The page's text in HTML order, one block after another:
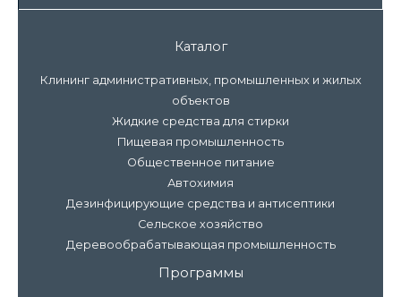
Каталог
Клининг административных, промышленных и жилых
объектов
Жидкие средства для стирки
Пищевая промышленность
Общественное питание
Автохимия
Дезинфицирующие средства и антисептики
Сельское хозяйство
Деревообрабатывающая промышленность
Программы